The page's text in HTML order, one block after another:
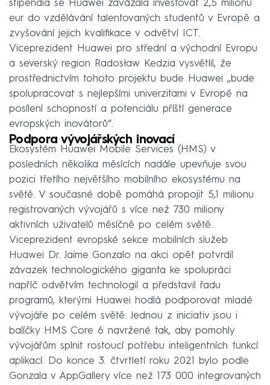
stipendia se Huawei zavázala investovat 2,5 milionu
eur do vzdělávání talentovaných studentů v Evropě a
zvyšování jejich kvalifikace v odvětví ICT.
Viceprezident Huawei pro střední a východní Evropu
a severský region Radosław Kedzia vysvětlil, že
prostřednictvím tohoto projektu bude Huawei „bude
spolupracovat s nejlepšími univerzitami v Evropě na
posílení schopností a potenciálu příští generace
evropských inovátorů“.
Podpora vývojářských inovací
Ekosystém Huawei Mobile Services (HMS) v
posledních několika měsících nadále upevňuje svou
pozici třetího největšího mobilního ekosystému na
světě. V současné době pomáhá propojit 5,1 milionu
registrovaných vývojářů s více než 730 miliony
aktivních uživatelů měsíčně po celém světě.
Viceprezident evropské sekce mobilních služeb
Huawei Dr. Jaime Gonzalo na akci opět potvrdil
závazek technologického giganta ke spolupráci
napříč odvětvím technologií a představil řadu
programů, kterými Huawei hodlá podporovat mladé
vývojáře po celém světě. Jednou z iniciativ jsou i
balíčky HMS Core 6 navržené tak, aby pomohly
vývojářům splnit rostoucí potřebu inteligentních funkcí
aplikací. Do konce 3. čtvrtletí roku 2021 bylo podle
Gonzala v AppGallery více než 173 000 integrovaných